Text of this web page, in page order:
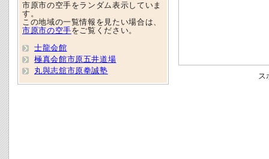
ス
市原市の空手をランダム表示していま
す。
この地域の一覧情報を見たい場合は、
市原市の空手をご覧ください。
士龍会館
極真会館市原五井道場
丸與志舘市原拳誠塾